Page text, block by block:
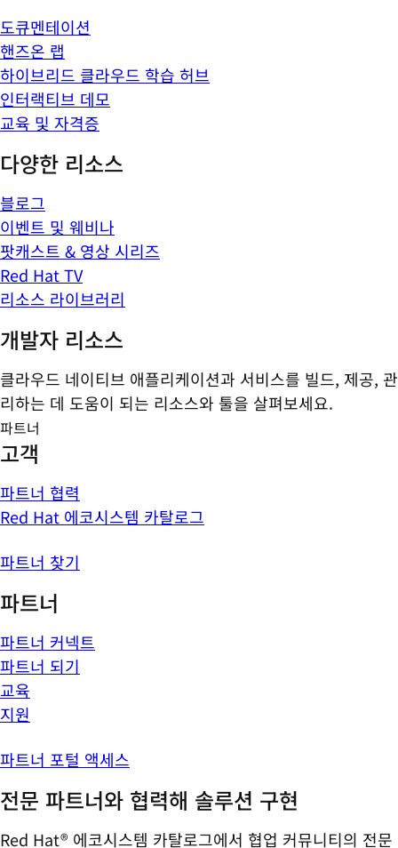
도큐멘테이션
핸즈온 랩
하이브리드 클라우드 학습 허브
인터랙티브 데모
교육 및 자격증
다양한 리소스
블로그
이벤트 및 웨비나
팟캐스트 & 영상 시리즈
Red Hat TV
리소스 라이브러리
개발자 리소스
클라우드 네이티브 애플리케이션과 서비스를 빌드, 제공, 관
리하는 데 도움이 되는 리소스와 툴을 살펴보세요.
파트너
고객
파트너 협력
Red Hat 에코시스템 카탈로그
파트너 찾기
파트너
파트너 커넥트
파트너 되기
교육
지원
파트너 포털 액세스
전문 파트너와 협력해 솔루션 구현
Red Hat® 에코시스템 카탈로그에서 협업 커뮤니티의 전문